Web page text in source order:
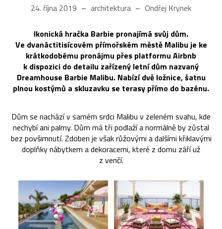
24. října 2019 architektura Ondřej Krynek
Ikonická hračka Barbie pronajímá svůj dům.
Ve dvanáctitisícovém přímořském městě Malibu je ke
krátkodobému pronájmu přes platformu Airbnb
k dispozici do detailu zařízený letní dům nazvaný
Dreamhouse Barbie Malibu. Nabízí dvě ložnice, šatnu
plnou kostýmů a skluzavku se terasy přímo do bazénu.
Dům se nachází v samém srdci Malibu v zeleném svahu, kde
nechybí ani palmy. Dům má tři podlaží a normálně by zůstal
bez povšimnutí. Zdoben je však růžovými a dalšími křiklavými
doplňky nábytkem a dekoracemi, které z domu září už
z venčí.